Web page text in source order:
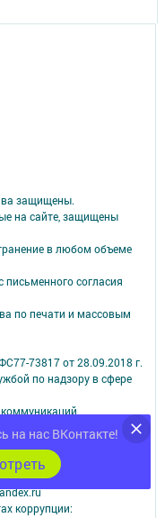
на нас ВКонтакте!
защищены.
на сайте, защищены
в любом объеме
согласия
по печати и массовым
73817 от 28.09.2018 г.
по надзору в сфере
Николаевна
Татарстан, г.Чистополь,
5-10-57 (РЕКЛАМА).
коррупции: